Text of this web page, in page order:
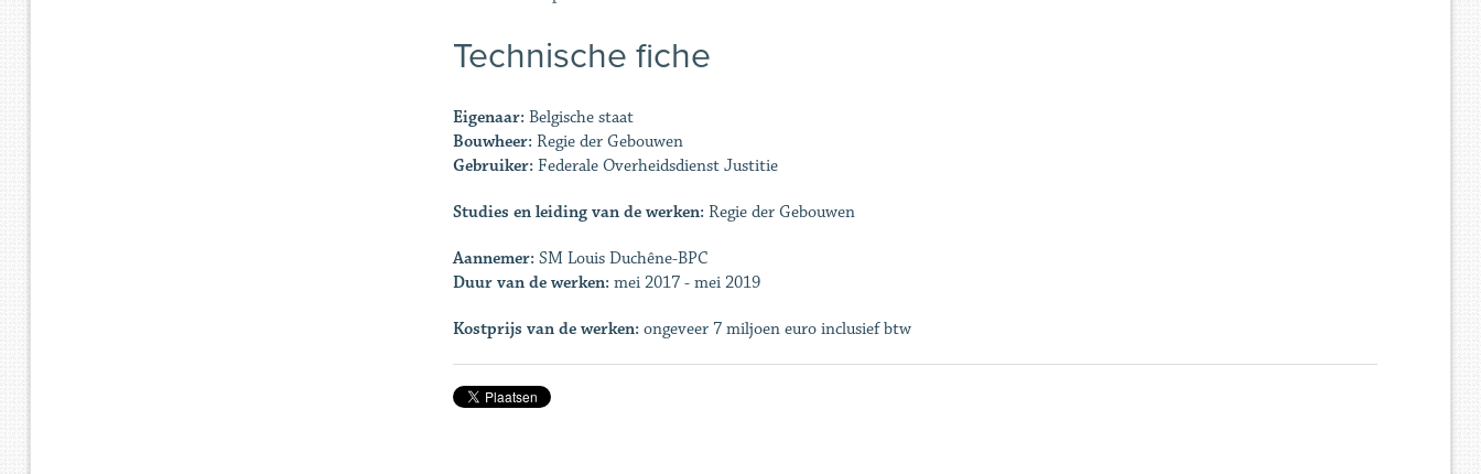
Technische fiche
Eigenaar: Belgische staat
Bouwheer: Regie der Gebouwen
Gebruiker: Federale Overheidsdienst Justitie
Studies en leiding van de werken: Regie der Gebouwen
Aannemer: SM Louis Duchêne-BPC
Duur van de werken: mei 2017 - mei 2019
Kostprijs van de werken: ongeveer 7 miljoen euro inclusief btw